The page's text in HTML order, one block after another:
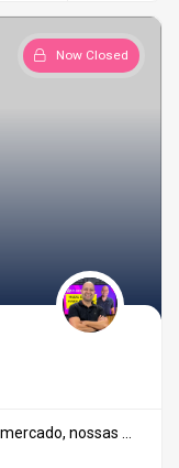
Now Closed
nossas ...